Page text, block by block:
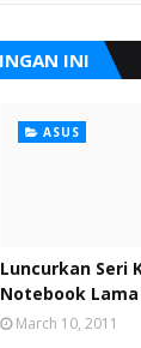
INI
ASUS
Luncurkan Seri
Notebook
March 10, 2011